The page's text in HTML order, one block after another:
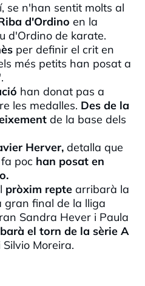
se n'han sentit molts al
d'Ordino en la
d'Ordino de karate.
per definir el crit en
més petits han posat a
'.
han donat pas a
les medalles. Des de la
de la base dels
Herver, detalla que
poc han posat en
pròxim repte arribarà la
gran final de la lliga
Sandra Hever i Paula
el torn de la sèrie A
Silvio Moreira.